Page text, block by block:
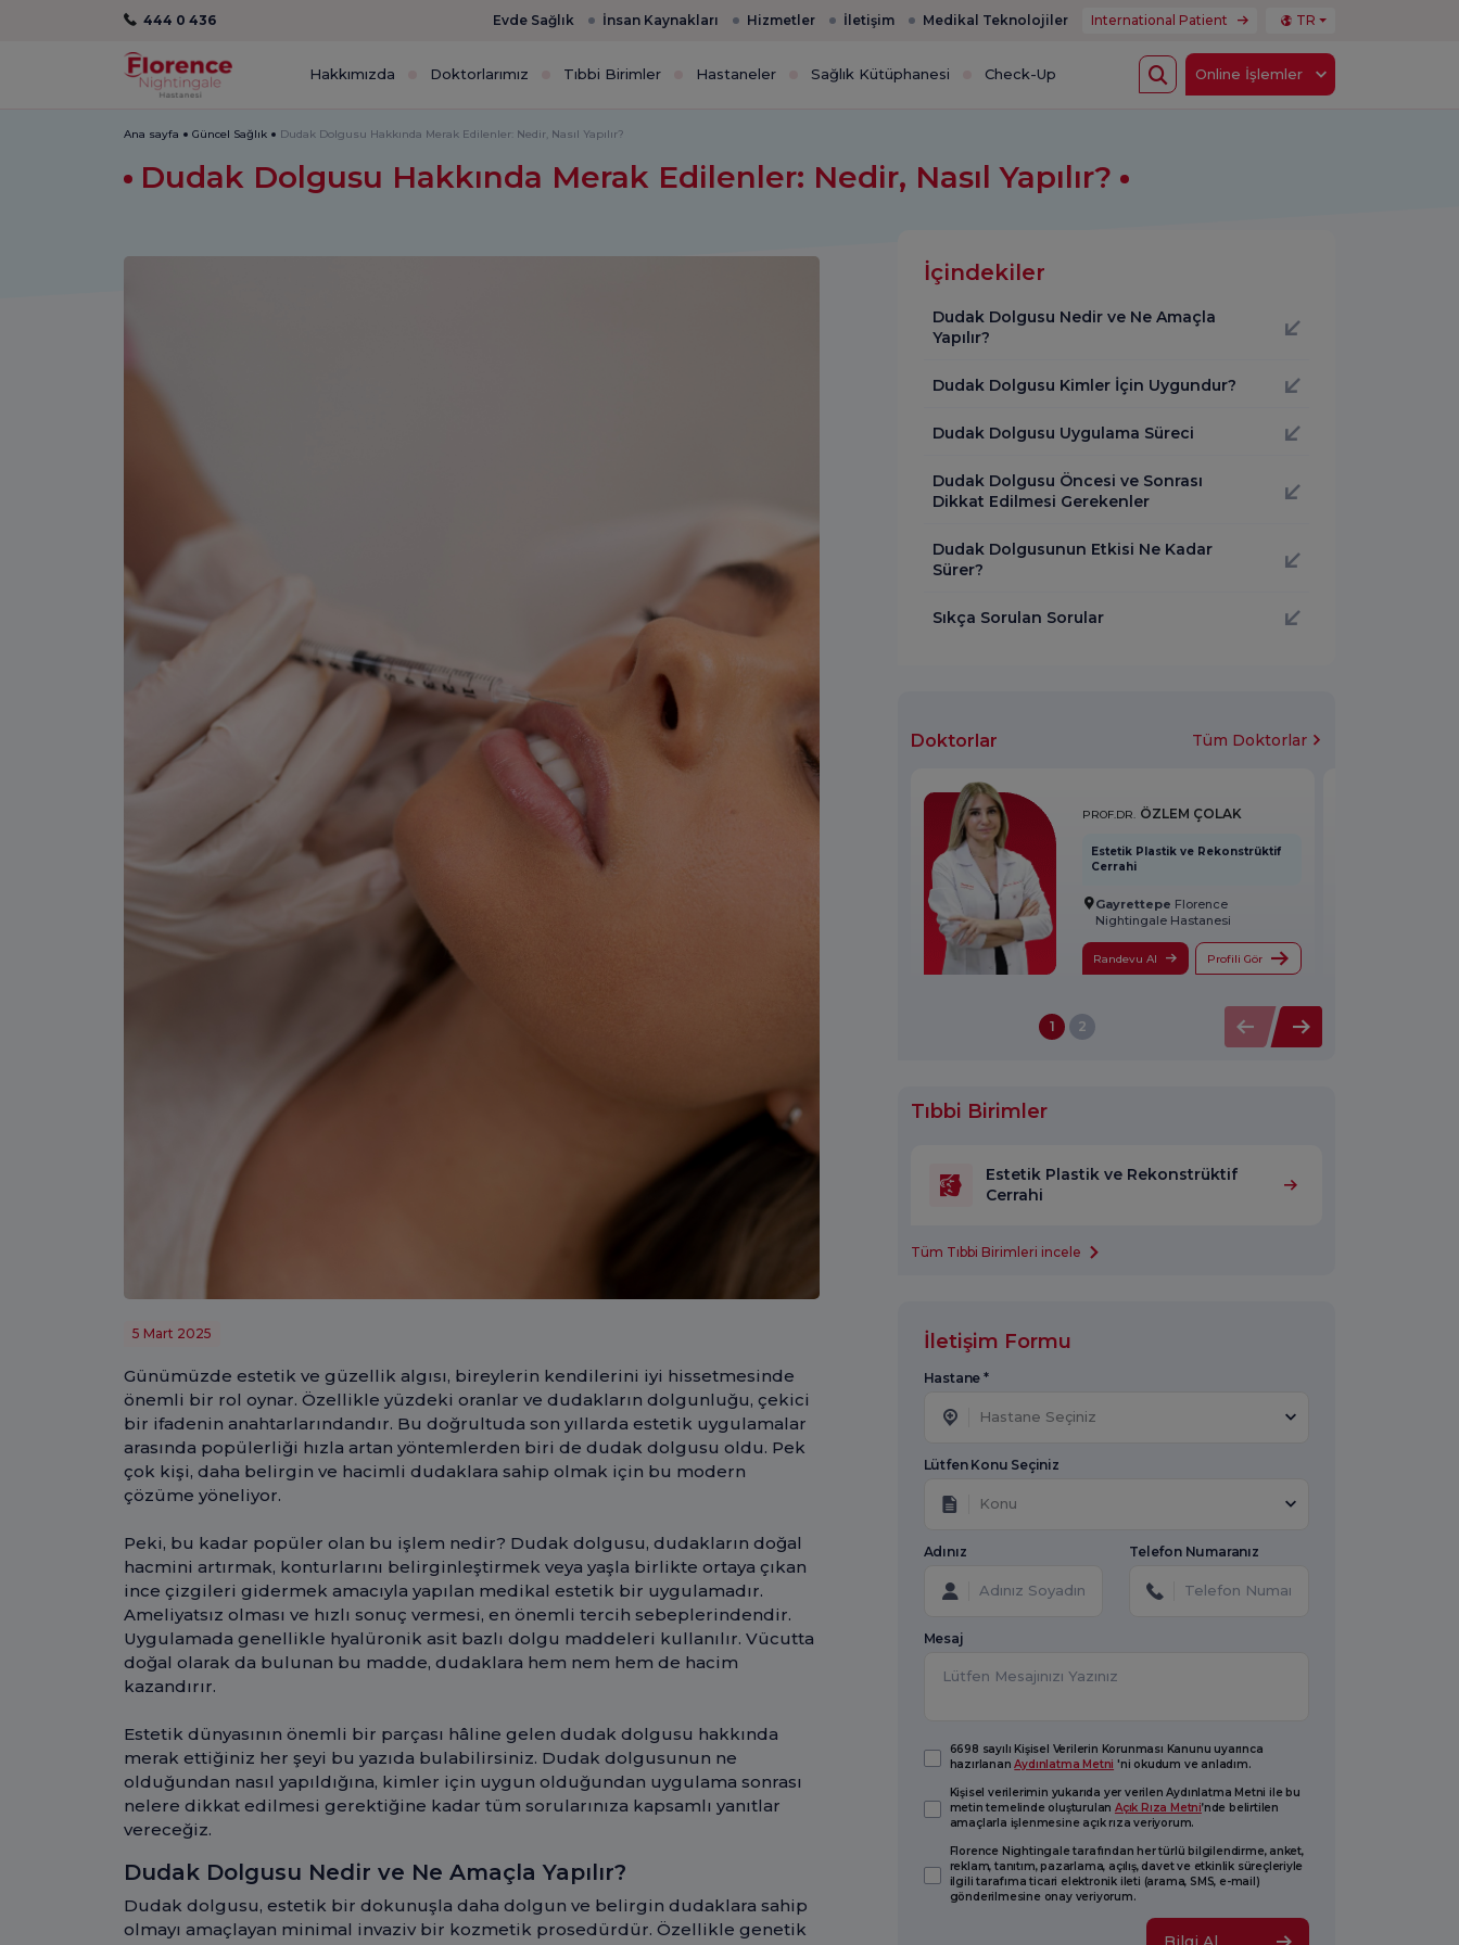
444 0 436 Evde Sağlık İnsan Kaynakları Hizmetler İletişim Medikal Teknolojiler International Patient TR
Hakkımızda Doktorlarımız Tıbbi Birimler Hastaneler Sağlık Kütüphanesi Check-Up Online İşlemler
Ana sayfa Güncel Sağlık Dudak Dolgusu Hakkında Merak Edilenler: Nedir, Nasıl Yapılır?
Dudak Dolgusu Hakkında Merak Edilenler: Nedir, Nasıl Yapılır?
5 Mart 2025
Günümüzde estetik ve güzellik algısı, bireylerin kendilerini iyi hissetmesinde
önemli bir rol oynar. Özellikle yüzdeki oranlar ve dudakların dolgunluğu, çekici
bir ifadenin anahtarlarındandır. Bu doğrultuda son yıllarda estetik uygulamalar
arasında popülerliği hızla artan yöntemlerden biri de dudak dolgusu oldu. Pek
çok kişi, daha belirgin ve hacimli dudaklara sahip olmak için bu modern
çözüme yöneliyor.
Peki, bu kadar popüler olan bu işlem nedir? Dudak dolgusu, dudakların doğal
hacmini artırmak, konturlarını belirginleştirmek veya yaşla birlikte ortaya çıkan
ince çizgileri gidermek amacıyla yapılan medikal estetik bir uygulamadır.
Ameliyatsız olması ve hızlı sonuç vermesi, en önemli tercih sebeplerindendir.
Uygulamada genellikle hyalüronik asit bazlı dolgu maddeleri kullanılır. Vücutta
doğal olarak da bulunan bu madde, dudaklara hem nem hem de hacim
kazandırır.
Estetik dünyasının önemli bir parçası hâline gelen dudak dolgusu hakkında
merak ettiğiniz her şeyi bu yazıda bulabilirsiniz. Dudak dolgusunun ne
olduğundan nasıl yapıldığına, kimler için uygun olduğundan uygulama sonrası
nelere dikkat edilmesi gerektiğine kadar tüm sorularınıza kapsamlı yanıtlar
vereceğiz.
Dudak Dolgusu Nedir ve Ne Amaçla Yapılır?
Dudak dolgusu, estetik bir dokunuşla daha dolgun ve belirgin dudaklara sahip
olmayı amaçlayan minimal invaziv bir kozmetik prosedürdür. Özellikle genetik
İçindekiler
Dudak Dolgusu Nedir ve Ne Amaçla
Yapılır?
Dudak Dolgusu Kimler İçin Uygundur?
Dudak Dolgusu Uygulama Süreci
Dudak Dolgusu Öncesi ve Sonrası
Dikkat Edilmesi Gerekenler
Dudak Dolgusunun Etkisi Ne Kadar
Sürer?
Sıkça Sorulan Sorular
Doktorlar Tüm Doktorlar
PROF.DR. ÖZLEM ÇOLAK
Estetik Plastik ve Rekonstrüktif
Cerrahi
Gayrettepe Florence
Nightingale Hastanesi
Randevu Al Profili Gör
1 2
Tıbbi Birimler
Estetik Plastik ve Rekonstrüktif
Cerrahi
Tüm Tıbbi Birimleri incele
İletişim Formu
Hastane *
Hastane Seçiniz
Lütfen Konu Seçiniz
Konu
Adınız Telefon Numaranız
Mesaj
6698 sayılı Kişisel Verilerin Korunması Kanunu uyarınca
hazırlananAydınlatma Metni 'ni okudum ve anladım.
Kişisel verilerimin yukarıda yer verilen Aydınlatma Metni ile bu
metin temelinde oluşturulan Açık Rıza Metni’nde belirtilen
amaçlarla işlenmesine açık rıza veriyorum.
Florence Nightingale tarafından her türlü bilgilendirme, anket,
reklam, tanıtım, pazarlama, açılış, davet ve etkinlik süreçleriyle
ilgili tarafıma ticari elektronik ileti (arama, SMS, e-mail)
gönderilmesine onay veriyorum.